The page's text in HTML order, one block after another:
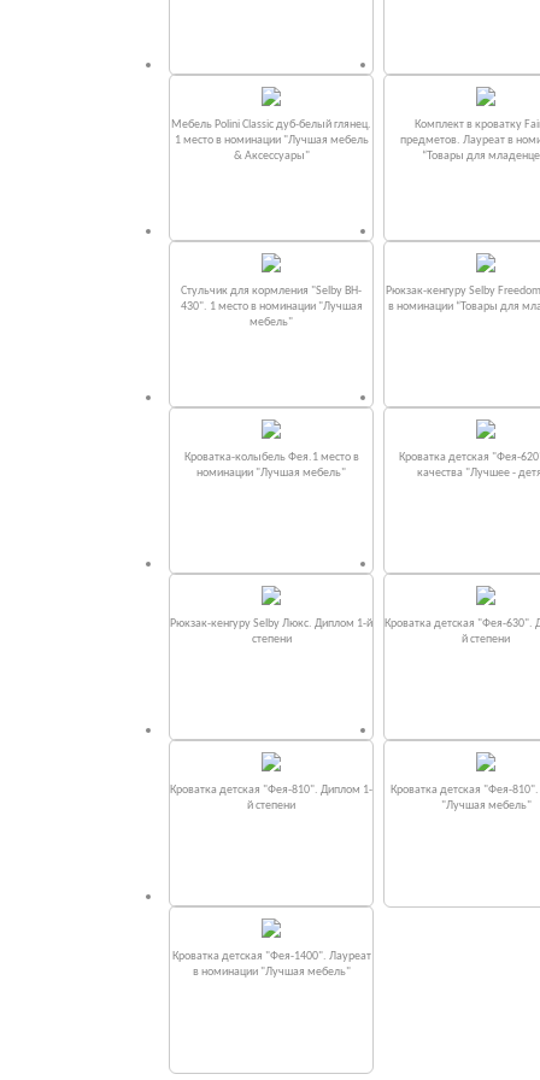
Мебель Polini Classic дуб-белый глянец.
1 место в номинации "Лучшая мебель
& Аксессуары"
Комплект в кроватку
предметов. Лауреат в
“Товары для
Стульчик для кормления "Selby BH-
430". 1 место в номинации "Лучшая
мебель"
Рюкзак-кенгуру Selby
в номинации “Товары для
Кроватка-колыбель Фея.1 место в
номинации "Лучшая мебель"
Кроватка детская "Фея-
качества "Лучшее -
Рюкзак-кенгуру Selby Люкс. Диплом 1-й
степени
Кроватка детская "Фея-630".
й степени
Кроватка детская "Фея-810". Диплом 1-
й степени
Кроватка детская "Фея-
"Лучшая мебель"
Кроватка детская "Фея-1400". Лауреат
в номинации "Лучшая мебель"